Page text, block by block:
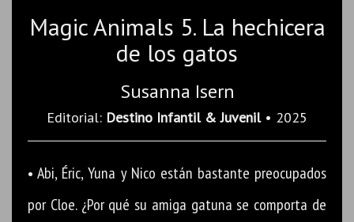
Magic Animals 5. La hechicera
de los gatos
Susanna Isern
Editorial: Destino Infantil & Juvenil• 2025
• Abi, Éric, Yuna y Nico están bastante preocupados
por Cloe. ¿Por qué su amiga gatuna se comporta de